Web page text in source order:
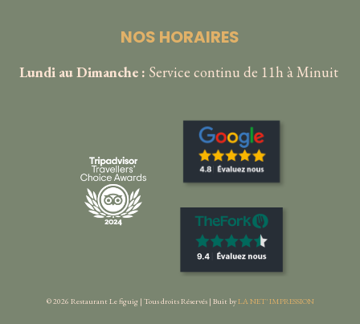
NOS HORAIRES
Lundi au Dimanche : Service continu de 11h à Minuit
© 2026 Restaurant Le figuig | Tous droits Réservés | Buit byLA NET' IMPRESSION